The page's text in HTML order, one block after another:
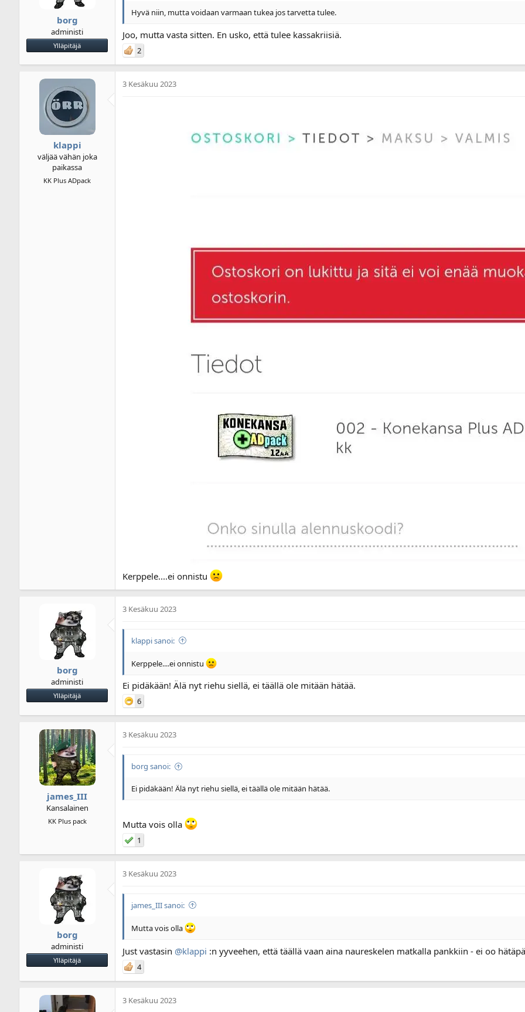
borg
administi
Ylläpitäjä
Hyvä niin, mutta voidaan varmaan tukea jos tarvetta tulee.
Joo, mutta vasta sitten. En usko, että tulee kassakriisiä.
2
klappi
väljää vähän joka
paikassa
KK Plus ADpack
3 Kesäkuu 2023
Kerppele....ei onnistu
borg
administi
Ylläpitäjä
3 Kesäkuu 2023
klappi sanoi:
Kerppele....ei onnistu
Ei pidäkään! Älä nyt riehu siellä, ei täällä ole mitään hätää.
6
james_III
Kansalainen
KK Plus pack
3 Kesäkuu 2023
borg sanoi:
Ei pidäkään! Älä nyt riehu siellä, ei täällä ole mitään hätää.
Mutta vois olla
1
borg
administi
Ylläpitäjä
3 Kesäkuu 2023
james_III sanoi:
Mutta vois olla
Just vastasin @klappi :n yyveehen, että täällä vaan aina naureskelen matkalla pankkiin - ei oo
4
3 Kesäkuu 2023